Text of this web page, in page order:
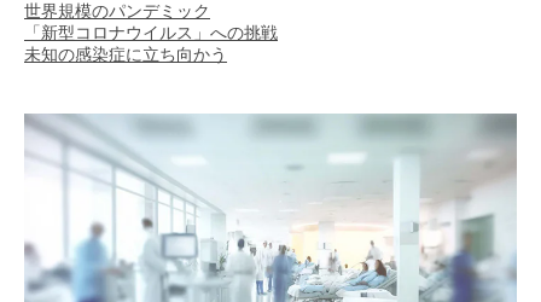
世界規模のパンデミック
「新型コロナウイルス」への挑戦
未知の感染症に立ち向かう